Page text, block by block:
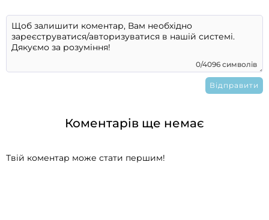
0/4096 символів
Коментарів ще немає
Твій коментар може стати першим!